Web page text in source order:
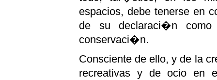
espacios, debe tenerse en
de su declaraci�n
conservaci�n.
Consciente de ello, y de la
recreativas y de ocio en